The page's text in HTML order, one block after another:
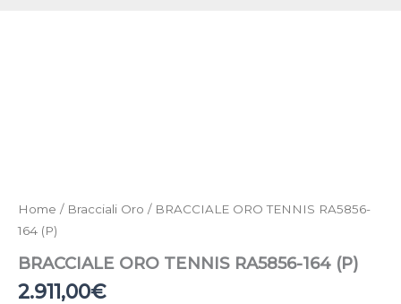
Home / Bracciali Oro / BRACCIALE ORO TENNIS RA5856-
164 (P)
BRACCIALE ORO TENNIS RA5856-164 (P)
2.911,00€